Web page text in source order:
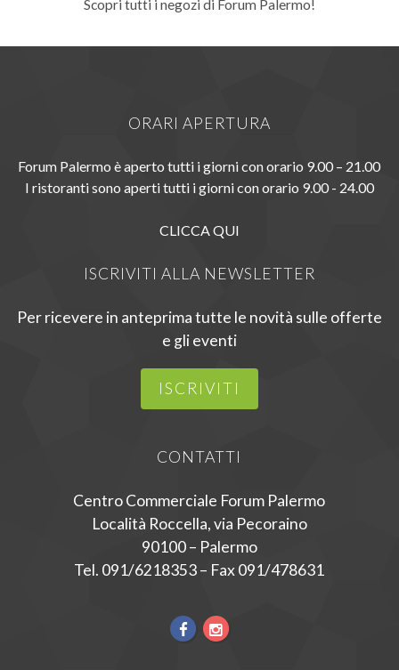
Scopri tutti i negozi di Forum Palermo!
ORARI APERTURA
Forum Palermo è aperto tutti i giorni con orario 9.00 – 21.00
I ristoranti sono aperti tutti i giorni con orario 9.00 - 24.00
CLICCA QUI
ISCRIVITI ALLA NEWSLETTER
Per ricevere in anteprima tutte le novità sulle offerte
e gli eventi
ISCRIVITI
CONTATTI
Centro Commerciale Forum Palermo
Località Roccella, via Pecoraino
90100 – Palermo
Tel. 091/6218353 – Fax 091/478631